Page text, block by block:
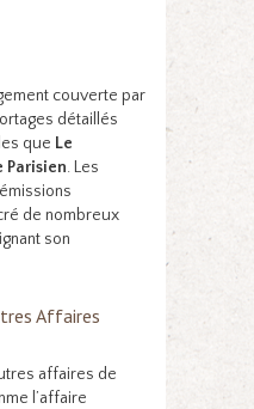
couverte par
détaillés
que Le
Parisien. Les
de nombreux
son
Affaires
affaires de
l’affaire